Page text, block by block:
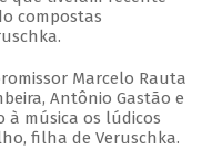
compostas
Marcelo Rauta
Antônio Gastão e
à música os lúdicos
filha de Veruschka.